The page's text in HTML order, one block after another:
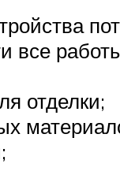
все
отделки;